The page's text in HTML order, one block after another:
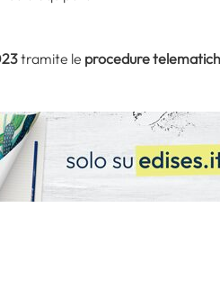
tramite le procedure